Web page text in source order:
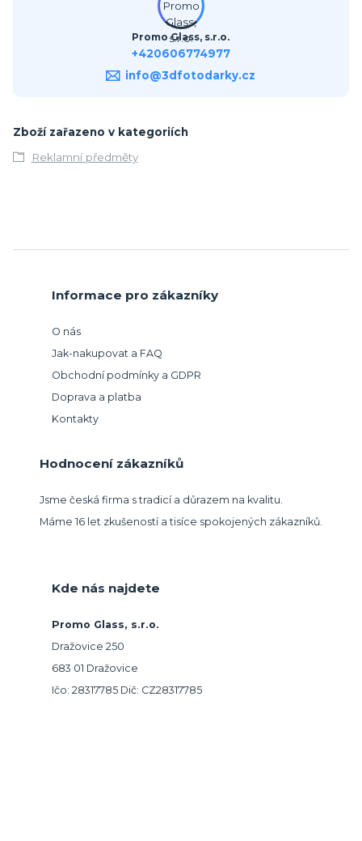
Promo Glass, s.r.o.
+420606774977
info@3dfotodarky.cz
Zboží zařazeno v kategoriích
Reklamní předměty
Informace pro zákazníky
O nás
Jak-nakupovat a FAQ
Obchodní podmínky a GDPR
Doprava a platba
Kontakty
Hodnocení zákazníků
Jsme česká firma s tradicí a důrazem na kvalitu.
Máme 16 let zkušeností a tisíce spokojených zákazníků.
Kde nás najdete
Promo Glass, s.r.o.
Dražovice 250
683 01 Dražovice
Ičo: 28317785 Dič: CZ28317785